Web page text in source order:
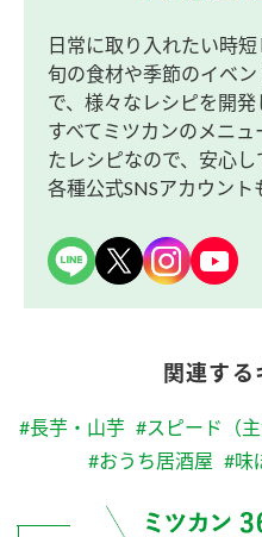
日常に取り入れたい時短
旬の食材や季節のイベ
で、様々なレシピを開発
すべてミツカンのメニ
たレシピなので、安心し
各種公式SNSアカウント
関連する
#長芋・山芋 #スピード（主
#おうち居酒屋 #味